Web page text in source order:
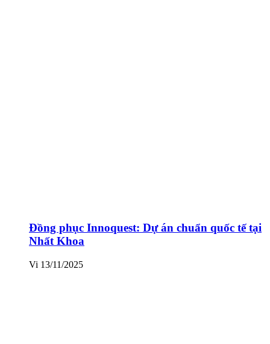
Đồng phục Innoquest: Dự án chuẩn quốc tế tại
Nhất Khoa
Vi 13/11/2025